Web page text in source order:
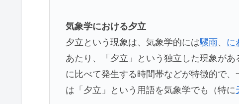
気象学における夕立
夕立という現象は、気象学的には驟雨、 に
あたり、「夕立」という独立した現象が
に比べて発生する時間帯などが特徴的で
は「夕立」という用語を気象学でも（特に